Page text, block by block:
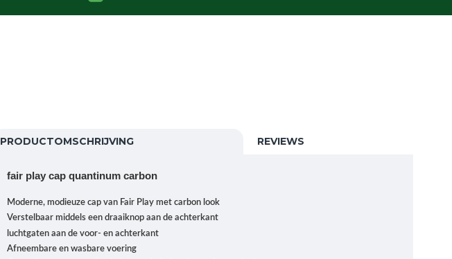
PRODUCTOMSCHRIJVING REVIEWS
fair play cap quantinum carbon
Moderne, modieuze cap van Fair Play met carbon look
Verstelbaar middels een draaiknop aan de achterkant
luchtgaten aan de voor- en achterkant
Afneembare en wasbare voering